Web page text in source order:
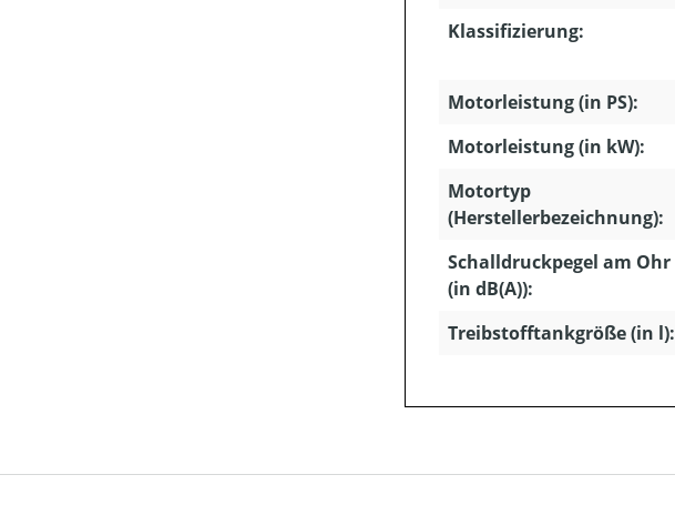
Klassifizierung:
Motorleistung (in PS):
Motorleistung (in kW):
Motortyp
(Herstellerbezeichnung):
Schalldruckpegel am Ohr
(in dB(A)):
Treibstofftankgröße (in l):